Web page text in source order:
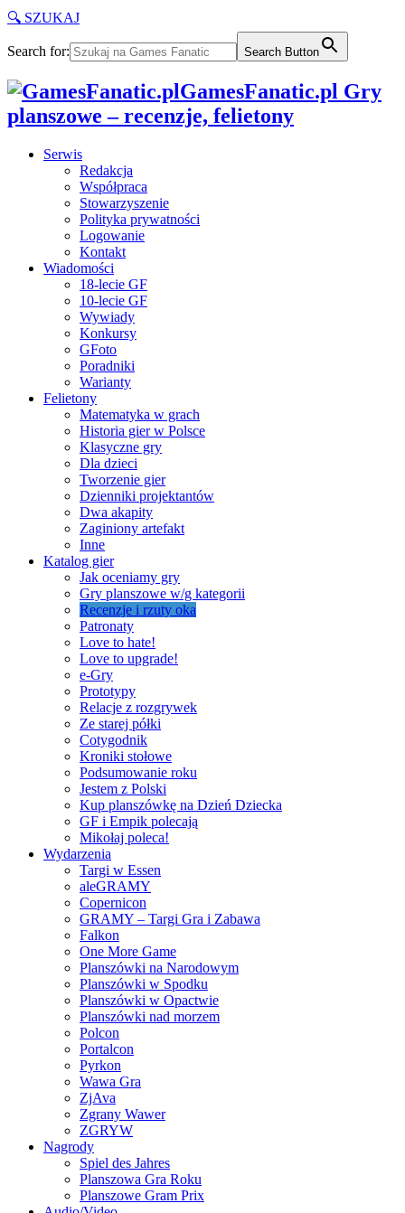
🔍 SZUKAJ
Search for: Search Button
GamesFanatic.pl Gry
planszowe – recenzje, felietony
Serwis
Redakcja
Współpraca
Stowarzyszenie
Polityka prywatności
Logowanie
Kontakt
Wiadomości
18-lecie GF
10-lecie GF
Wywiady
Konkursy
GFoto
Poradniki
Warianty
Felietony
Matematyka w grach
Historia gier w Polsce
Klasyczne gry
Dla dzieci
Tworzenie gier
Dzienniki projektantów
Dwa akapity
Zaginiony artefakt
Inne
Katalog gier
Jak oceniamy gry
Gry planszowe w/g kategorii
Recenzje i rzuty oka
Patronaty
Love to hate!
Love to upgrade!
e-Gry
Prototypy
Relacje z rozgrywek
Ze starej półki
Cotygodnik
Kroniki stołowe
Podsumowanie roku
Jestem z Polski
Kup planszówkę na Dzień Dziecka
GF i Empik polecają
Mikołaj poleca!
Wydarzenia
Targi w Essen
aleGRAMY
Copernicon
GRAMY – Targi Gra i Zabawa
Falkon
One More Game
Planszówki na Narodowym
Planszówki w Spodku
Planszówki w Opactwie
Planszówki nad morzem
Polcon
Portalcon
Pyrkon
Wawa Gra
ZjAva
Zgrany Wawer
ZGRYW
Nagrody
Spiel des Jahres
Planszowa Gra Roku
Planszowe Gram Prix